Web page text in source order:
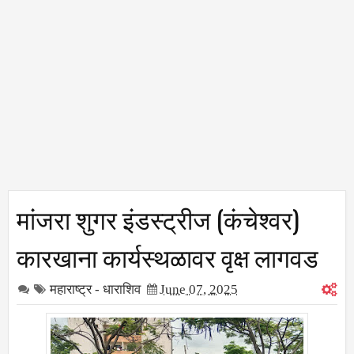
मांजरा शुगर इंडस्ट्रीज (कंचेश्वर)
कारखाना कार्यस्थळावर वृक्ष लागवड
महाराष्ट्र - धाराशिव June 07, 2025